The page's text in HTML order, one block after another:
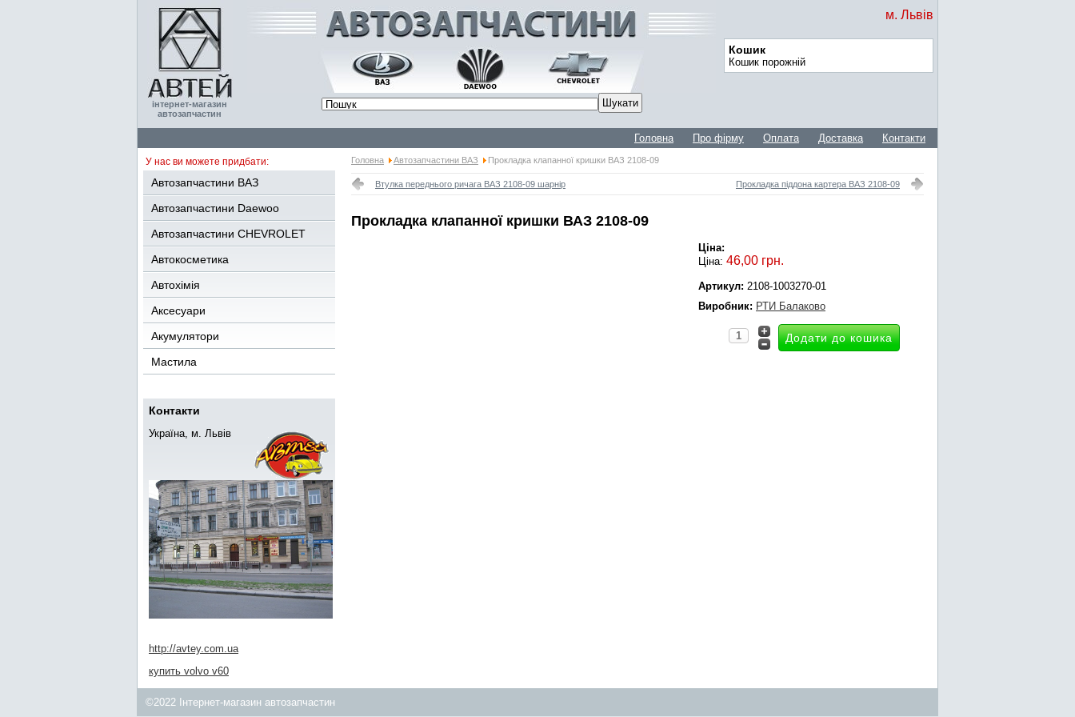
інтернет-магазин
автозапчастин
м. Львів
Кошик
Кошик порожній
Головна Про фірму Оплата Доставка Контакти
У нас ви можете придбати:
Автозапчастини ВАЗ
Автозапчастини Daewoo
Автозапчастини CHEVROLET
Автокосметика
Автохімія
Аксесуари
Акумулятори
Мастила
Контакти
Україна, м. Львів
http://avtey.com.ua
купить volvo v60
Головна Автозапчастини ВАЗ Прокладка клапанної кришки ВАЗ 2108-09
Втулка переднього ричага ВАЗ 2108-09 шарнір Прокладка піддона картера ВАЗ 2108-09
Прокладка клапанної кришки ВАЗ 2108-09
Ціна:
Ціна: 46,00 грн.
Артикул: 2108-1003270-01
Виробник: РТИ Балаково
©2022 Інтернет-магазин автозапчастин